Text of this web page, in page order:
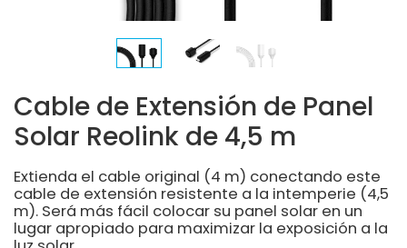
Cable de Extensión de Panel
Solar Reolink de 4,5 m
Extienda el cable original (4 m) conectando este
cable de extensión resistente a la intemperie (4,5
m). Será más fácil colocar su panel solar en un
lugar apropiado para maximizar la exposición a la